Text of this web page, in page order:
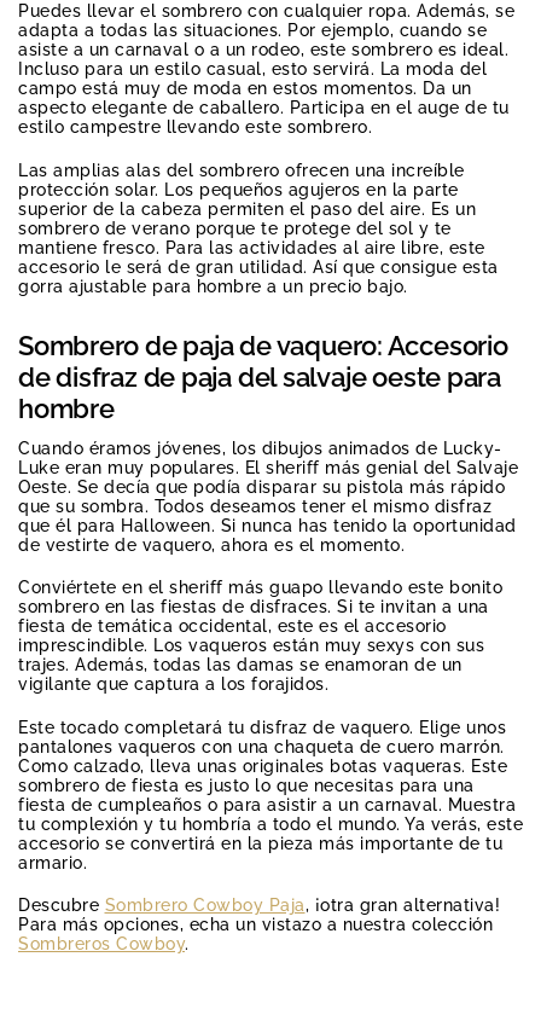
Puedes llevar el sombrero con cualquier ropa. Además, se
adapta a todas las situaciones. Por ejemplo, cuando se
asiste a un carnaval o a un rodeo, este sombrero es ideal.
Incluso para un estilo casual, esto servirá. La moda del
campo está muy de moda en estos momentos. Da un
aspecto elegante de caballero. Participa en el auge de tu
estilo campestre llevando este sombrero.
Las amplias alas del sombrero ofrecen una increíble
protección solar. Los pequeños agujeros en la parte
superior de la cabeza permiten el paso del aire. Es un
sombrero de verano porque te protege del sol y te
mantiene fresco. Para las actividades al aire libre, este
accesorio le será de gran utilidad. Así que consigue esta
gorra ajustable para hombre a un precio bajo.
Sombrero de paja de vaquero: Accesorio
de disfraz de paja del salvaje oeste para
hombre
Cuando éramos jóvenes, los dibujos animados de Lucky-
Luke eran muy populares. El sheriff más genial del Salvaje
Oeste. Se decía que podía disparar su pistola más rápido
que su sombra. Todos deseamos tener el mismo disfraz
que él para Halloween. Si nunca has tenido la oportunidad
de vestirte de vaquero, ahora es el momento.
Conviértete en el sheriff más guapo llevando este bonito
sombrero en las fiestas de disfraces. Si te invitan a una
fiesta de temática occidental, este es el accesorio
imprescindible. Los vaqueros están muy sexys con sus
trajes. Además, todas las damas se enamoran de un
vigilante que captura a los forajidos.
Este tocado completará tu disfraz de vaquero. Elige unos
pantalones vaqueros con una chaqueta de cuero marrón.
Como calzado, lleva unas originales botas vaqueras. Este
sombrero de fiesta es justo lo que necesitas para una
fiesta de cumpleaños o para asistir a un carnaval. Muestra
tu complexión y tu hombría a todo el mundo. Ya verás, este
accesorio se convertirá en la pieza más importante de tu
armario.
Descubre Sombrero Cowboy Paja, ¡otra gran alternativa!
Para más opciones, echa un vistazo a nuestra colección
Sombreros Cowboy.